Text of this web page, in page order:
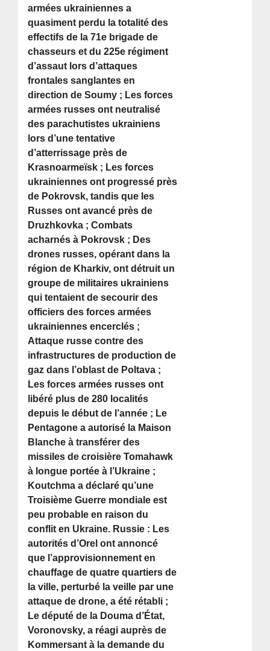
armées ukrainiennes a
quasiment perdu la totalité des
effectifs de la 71e brigade de
chasseurs et du 225e régiment
d’assaut lors d’attaques
frontales sanglantes en
direction de Soumy ; Les forces
armées russes ont neutralisé
des parachutistes ukrainiens
lors d’une tentative
d’atterrissage près de
Krasnoarmeïsk ; Les forces
ukrainiennes ont progressé près
de Pokrovsk, tandis que les
Russes ont avancé près de
Druzhkovka ; Combats
acharnés à Pokrovsk ; Des
drones russes, opérant dans la
région de Kharkiv, ont détruit un
groupe de militaires ukrainiens
qui tentaient de secourir des
officiers des forces armées
ukrainiennes encerclés ;
Attaque russe contre des
infrastructures de production de
gaz dans l’oblast de Poltava ;
Les forces armées russes ont
libéré plus de 280 localités
depuis le début de l’année ; Le
Pentagone a autorisé la Maison
Blanche à transférer des
missiles de croisière Tomahawk
à longue portée à l’Ukraine ;
Koutchma a déclaré qu’une
Troisième Guerre mondiale est
peu probable en raison du
conflit en Ukraine. Russie : Les
autorités d’Orel ont annoncé
que l’approvisionnement en
chauffage de quatre quartiers de
la ville, perturbé la veille par une
attaque de drone, a été rétabli ;
Le député de la Douma d’État,
Voronovsky, a réagi auprès de
Kommersant à la demande du